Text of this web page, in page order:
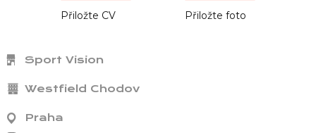
Přiložte CV Přiložte foto
Sport Vision
Westfield Chodov
Praha